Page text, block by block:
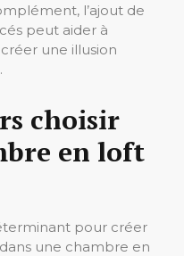
l’ajout de
peut aider à
une illusion
choisir
en loft
pour créer
une chambre en